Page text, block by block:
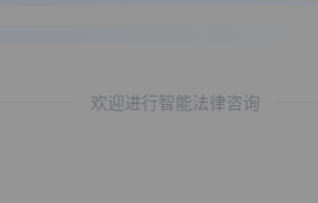
欢迎进行智能法律咨询